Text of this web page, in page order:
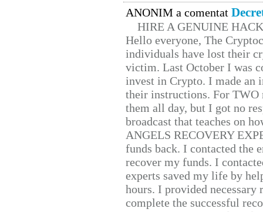
ANONIM a comentat
HIRE A GENUINE
Hello everyone, The
individuals have lost their
victim. Last October I was
invest in Crypto. I made
their instructions. For TWO
them all day, but I got no
broadcast that teaches on
ANGELS RECOVERY
funds back. I contacted the
recover my funds. I
experts saved my life by
hours. I provided
complete the successful